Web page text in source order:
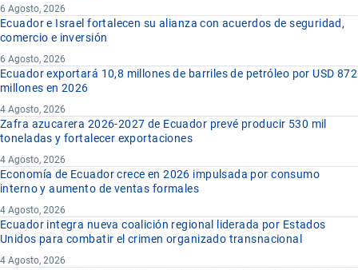
6 Agosto, 2026
Ecuador e Israel fortalecen su alianza con acuerdos de seguridad,
comercio e inversión
6 Agosto, 2026
Ecuador exportará 10,8 millones de barriles de petróleo por USD 872
millones en 2026
4 Agosto, 2026
Zafra azucarera 2026-2027 de Ecuador prevé producir 530 mil
toneladas y fortalecer exportaciones
4 Agosto, 2026
Economía de Ecuador crece en 2026 impulsada por consumo
interno y aumento de ventas formales
4 Agosto, 2026
Ecuador integra nueva coalición regional liderada por Estados
Unidos para combatir el crimen organizado transnacional
4 Agosto, 2026